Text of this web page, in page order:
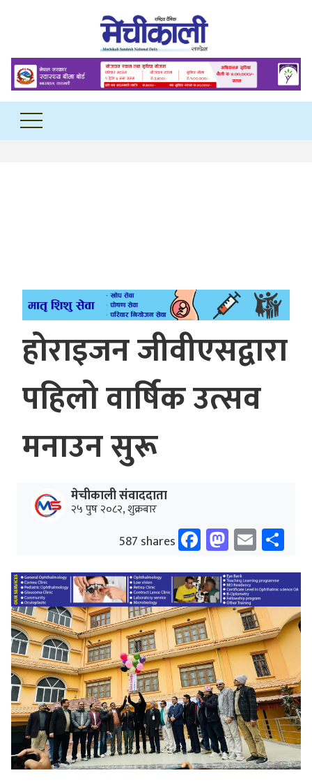
होराइजन जीवीएसद्वारा
पहिलो वार्षिक उत्सव
मनाउन सुरू
मेचीकाली संवाददाता
२५ पुष २०८२, शुक्रबार
587 shares Facebook
Email